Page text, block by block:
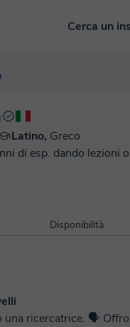
Cerca un
Latino, Greco
di esp. dando lezioni
Disponibilità
una ricercatrice. 🗣️